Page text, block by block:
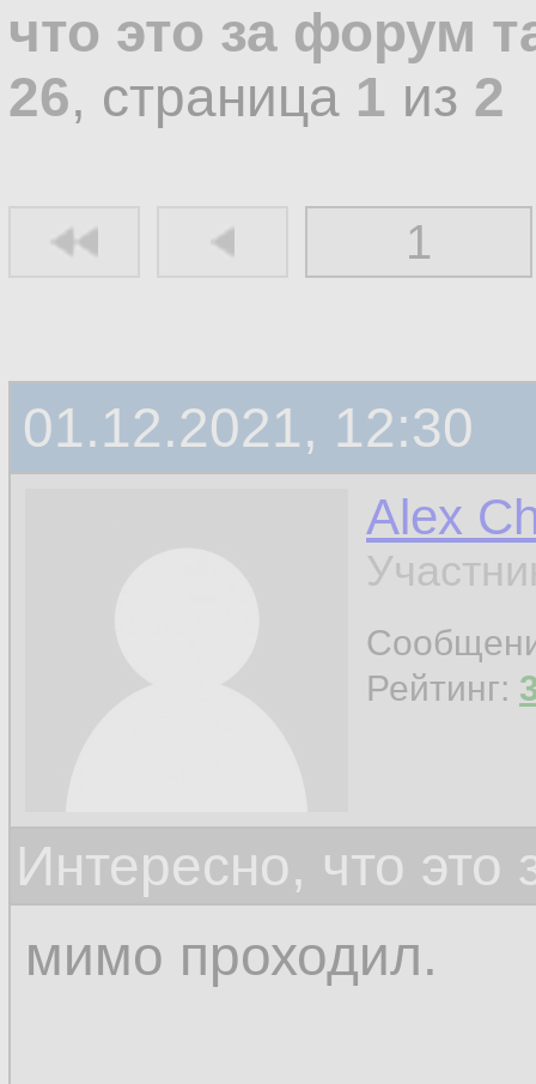
что это за форум
26, страница 1 из 2
1
01.12.2021, 12:30
Alex
Рейтинг:
Интересно, что
мимо проходил.